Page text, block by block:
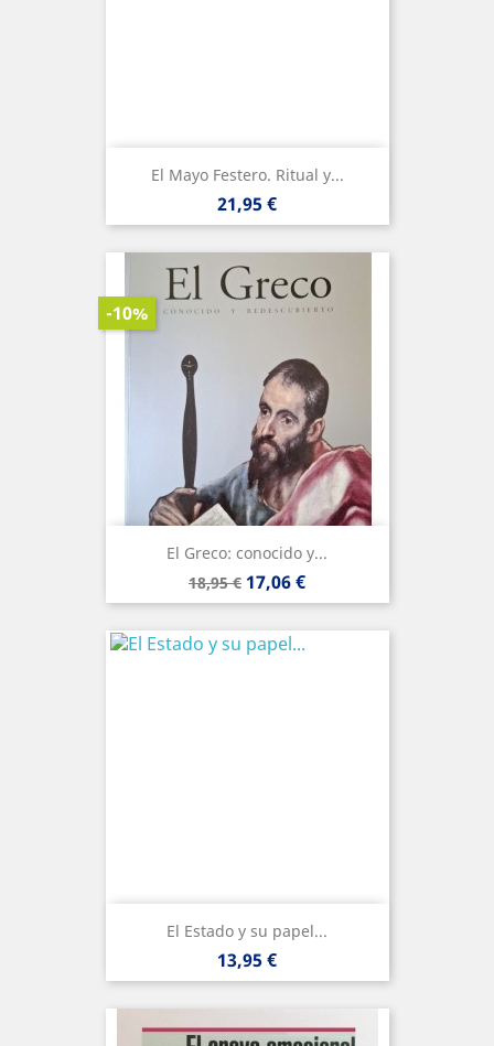
El Mayo Festero. Ritual y...
Precio
21,95 €
El Greco: conocido y...
Precio
base
18,95 €
-10%
Precio
17,06 €
El Estado y su papel...
Precio
13,95 €